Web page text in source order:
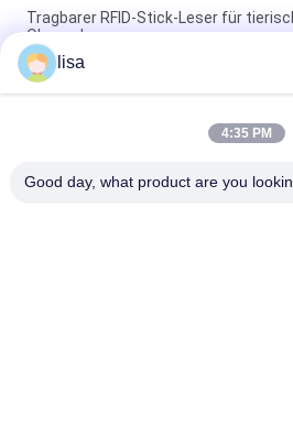
Tragbarer RFID-Stick-Leser für
Ohrmarken
Professioneller RFID-Tag Reader
OLED-Display-Datenspeicher
Tragbare RFID-Stock-Leser-
lisa
4:35 PM
Good day, what product are you